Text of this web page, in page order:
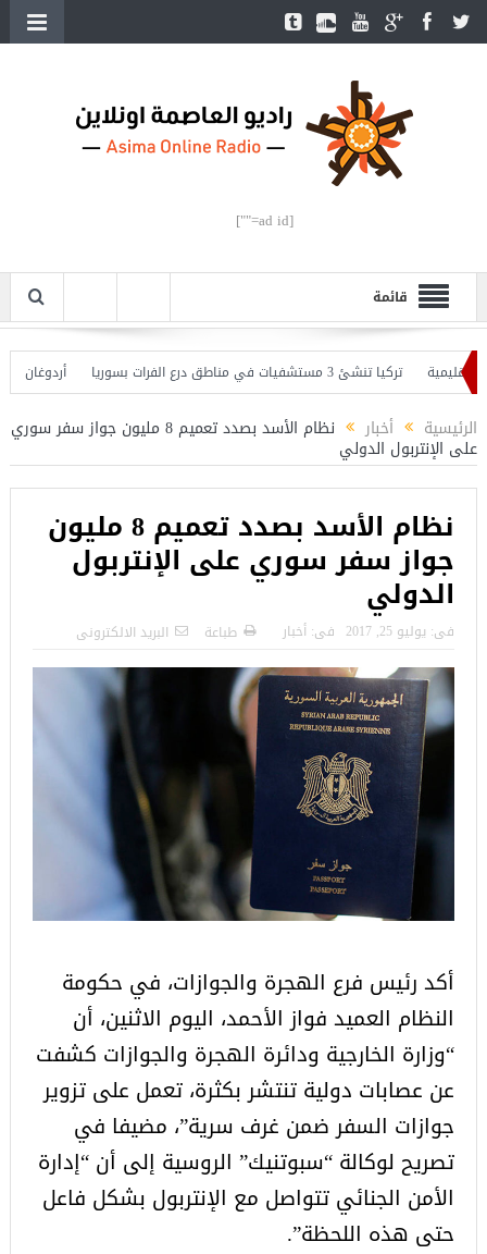
[ad id=""]
قائمة
تركيا تنشئ 3 مستشفيات في مناطق درع الفرات بسوريا
أردوغان يفتتح
الرئيسية أخبار نظام الأسد بصدد تعميم 8 مليون جواز سفر سوري
على الإنتربول الدولي
نظام الأسد بصدد تعميم 8 مليون
جواز سفر سوري على الإنتربول
الدولي
فى: يوليو 25, 2017 فى: أخبار طباعة البريد الالكترونى
أكد رئيس فرع الهجرة والجوازات، في حكومة
النظام العميد فواز الأحمد، اليوم الاثنين، أن
“وزارة الخارجية ودائرة الهجرة والجوازات كشفت
عن عصابات دولية تنتشر بكثرة، تعمل على تزوير
جوازات السفر ضمن غرف سرية”، مضيفا في
تصريح لوكالة “سبوتنيك” الروسية إلى أن “إدارة
الأمن الجنائي تتواصل مع الإنتربول بشكل فاعل
حتى هذه اللحظة”.